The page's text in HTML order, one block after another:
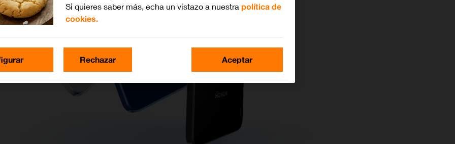
Si quieres saber más, echa un vistazo a nuestra política de
cookies.
Rechazar Aceptar